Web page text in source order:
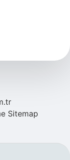
Sitemap